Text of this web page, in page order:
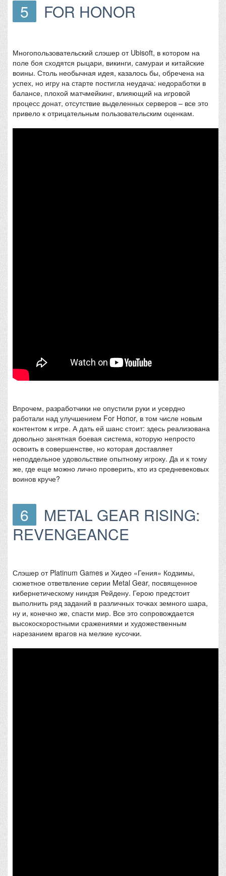
5 FOR HONOR
Многопользовательский слэшер от Ubisoft, в котором на
поле боя сходятся рыцари, викинги, самураи и китайские
воины. Столь необычная идея, казалось бы, обречена на
успех, но игру на старте постигла неудача: недоработки в
балансе, плохой матчмейкинг, влияющий на игровой
процесс донат, отсутствие выделенных серверов – все это
привело к отрицательным пользовательским оценкам.
Впрочем, разработчики не опустили руки и усердно
работали над улучшением For Honor, в том числе новым
контентом к игре. А дать ей шанс стоит: здесь реализована
довольно занятная боевая система, которую непросто
освоить в совершенстве, но которая доставляет
неподдельное удовольствие опытному игроку. Да и к тому
же, где еще можно лично проверить, кто из средневековых
воинов круче?
6
METAL GEAR RISING:
REVENGEANCE
Слэшер от Platinum Games и Хидео «Гения» Кодзимы,
сюжетное ответвление серии Metal Gear, посвященное
кибернетическому ниндзя Рейдену. Герою предстоит
выполнить ряд заданий в различных точках земного шара,
ну и, конечно же, спасти мир. Все это сопровождается
высокоскоростными сражениями и художественным
нарезанием врагов на мелкие кусочки.